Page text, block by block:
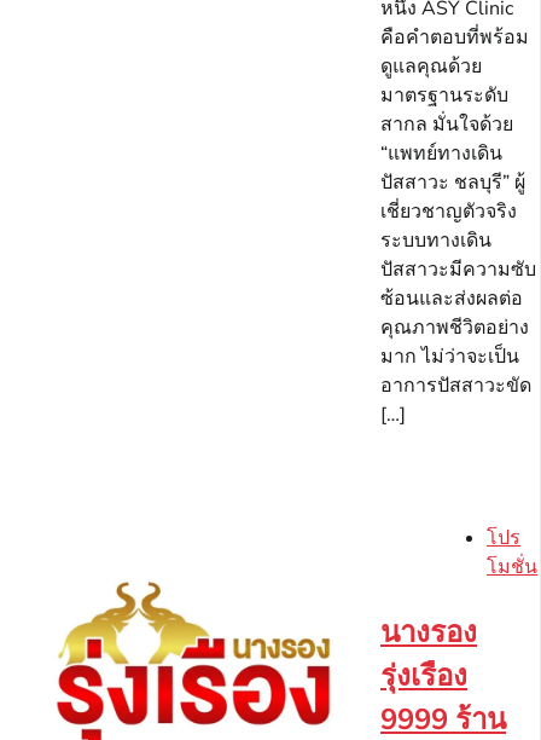
หนึ่ง ASY Clinic
คือคำตอบที่พร้อม
ดูแลคุณด้วย
มาตรฐานระดับ
สากล มั่นใจด้วย
“แพทย์ทางเดิน
ปัสสาวะ ชลบุรี” ผู้
เชี่ยวชาญตัวจริง
ระบบทางเดิน
ปัสสาวะมีความซับ
ซ้อนและส่งผลต่อ
คุณภาพชีวิตอย่าง
มาก ไม่ว่าจะเป็น
อาการปัสสาวะขัด
[…]
โปร
โมชั่น
นางรอง
รุ่งเรือง
9999 ร้าน